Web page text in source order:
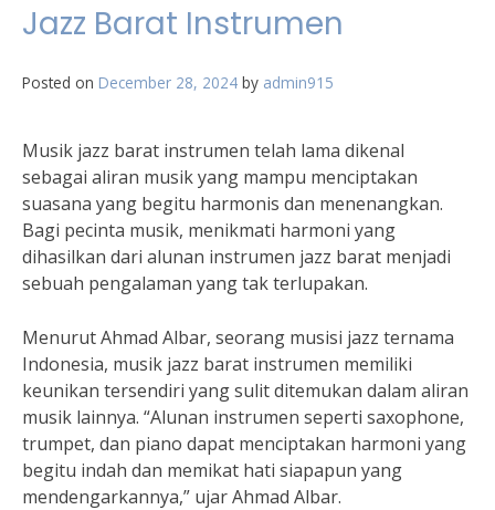
Jazz Barat Instrumen
Posted on December 28, 2024 by admin915
Musik jazz barat instrumen telah lama dikenal
sebagai aliran musik yang mampu menciptakan
suasana yang begitu harmonis dan menenangkan.
Bagi pecinta musik, menikmati harmoni yang
dihasilkan dari alunan instrumen jazz barat menjadi
sebuah pengalaman yang tak terlupakan.
Menurut Ahmad Albar, seorang musisi jazz ternama
Indonesia, musik jazz barat instrumen memiliki
keunikan tersendiri yang sulit ditemukan dalam aliran
musik lainnya. “Alunan instrumen seperti saxophone,
trumpet, dan piano dapat menciptakan harmoni yang
begitu indah dan memikat hati siapapun yang
mendengarkannya,” ujar Ahmad Albar.